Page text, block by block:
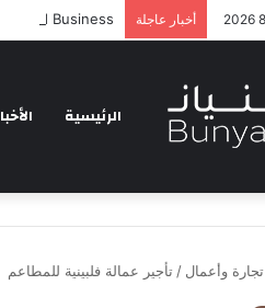
أخبار عاجلة and Business
الرئيسية
تجارة وأعمال / تأجير عمالة فلبينية للمطاعم